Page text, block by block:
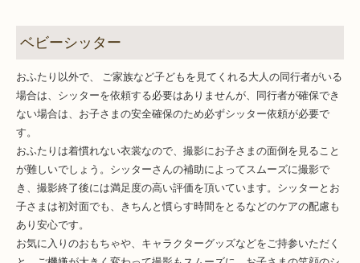
ベビーシッター
おふたり以外で、 ご家族など子どもを見てくれる大人の同行者がいる
場合は、シッターを依頼する必要はありませんが、同行者が確保でき
ない場合は、お子さまの安全確保のため必ずシッター依頼が必要で
す。
おふたりは着慣れない衣裳なので、撮影にお子さまの面倒を見ること
が難しいでしょう。シッターさんの補助によってスムーズに撮影で
き、撮影終了後には満足度の高い評価を頂いています。シッターとお
子さまは初対面でも、きちんと慣らす時間をとるなどのケアの配慮も
あり安心です。
お気に入りのおもちゃや、キャラクターグッズなどをご持参いただく